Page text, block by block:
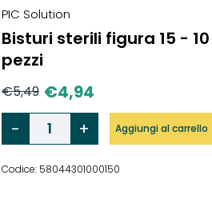
PIC Solution
Bisturi sterili figura 15 - 10
pezzi
€5,49 €4,94
Aggiungi al carrello
Codice: 58044301000150